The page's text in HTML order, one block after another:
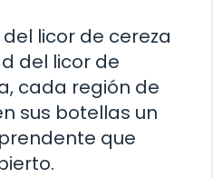
licor de cereza
del licor de
cada región de
sus botellas un
que